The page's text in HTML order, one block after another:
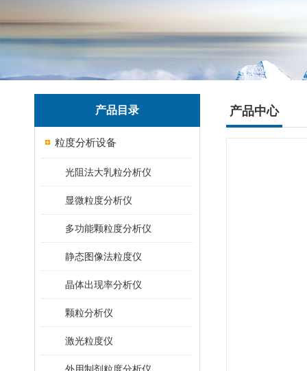
产品目录
粒度分析设备
光阻法大乳粒分析仪
显微粒度分析仪
多功能颗粒度分析仪
静态图像法粒度仪
晶体出现率分析仪
颗粒分析仪
激光粒度仪
产品中心